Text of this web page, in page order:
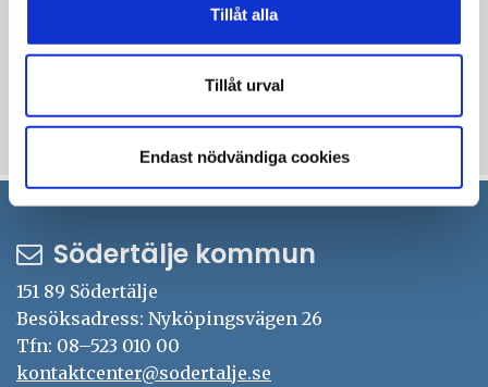
Tillåt alla
Tillåt urval
Endast nödvändiga cookies
Uppdaterad: 2023-10-09
Blev du hjälpt av informationen på den här sidan?
thumb_up Ja thumb_down Nej
Södertälje kommun
151 89 Södertälje
Besöksadress: Nyköpingsvägen 26
Tfn: 08–523 010 00
kontaktcenter@sodertalje.se